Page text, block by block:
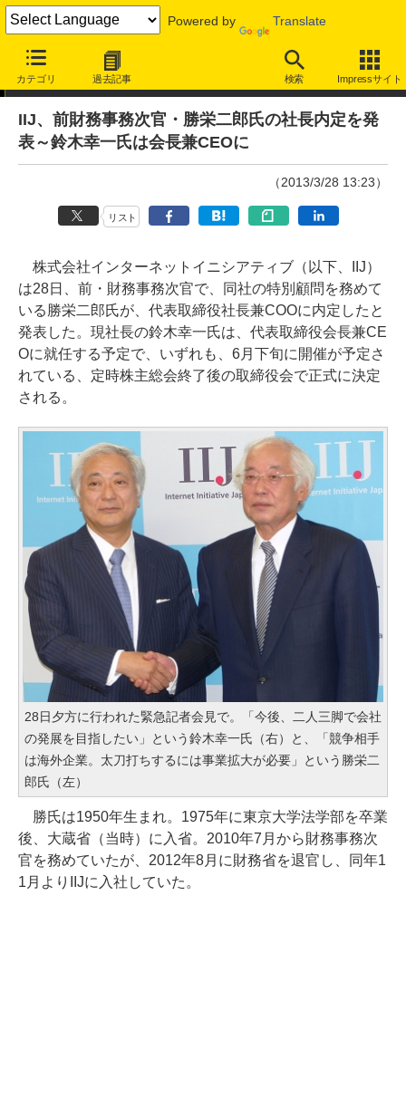
Powered by Translate
カテゴリ 過去記事 検索 Impressサイト
ニュース
IIJ、前財務事務次官・勝栄二郎氏の社長内定を発
表～鈴木幸一氏は会長兼CEOに
（2013/3/28 13:23）
リスト
株式会社インターネットイニシアティブ（以下、IIJ）
は28日、前・財務事務次官で、同社の特別顧問を務めて
いる勝栄二郎氏が、代表取締役社長兼COOに内定したと
発表した。現社長の鈴木幸一氏は、代表取締役会長兼CE
Oに就任する予定で、いずれも、6月下旬に開催が予定さ
れている、定時株主総会終了後の取締役会で正式に決定
される。
28日夕方に行われた緊急記者会見で。「今後、二人三脚で会社
の発展を目指したい」という鈴木幸一氏（右）と、「競争相手
は海外企業。太刀打ちするには事業拡大が必要」という勝栄二
郎氏（左）
勝氏は1950年生まれ。1975年に東京大学法学部を卒業
後、大蔵省（当時）に入省。2010年7月から財務事務次
官を務めていたが、2012年8月に財務省を退官し、同年1
1月よりIIJに入社していた。